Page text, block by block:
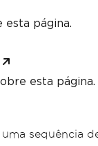
to resize
esta página.
esta página.
sequência